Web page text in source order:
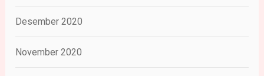
Desember 2020
November 2020